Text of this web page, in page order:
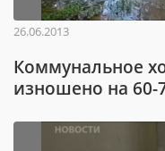
26.06.2013
Коммунальное
изношено на 60-